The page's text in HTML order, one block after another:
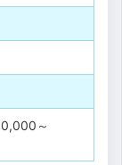
～